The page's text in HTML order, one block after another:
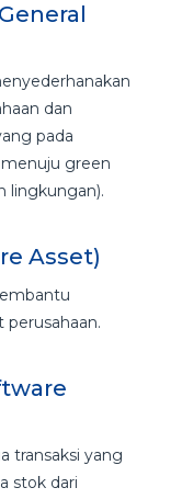
dan
pada
green
lingkungan).
Asset)
perusahaan.
transaksi yang
stok dari